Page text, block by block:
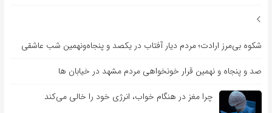
شکوه بی‌مرز ارادت؛ مردم دیار آفتاب در یکصد و پنجاه‌ونهمین شب عاشقی
صد و پنجاه و نهمین قرار خونخواهی مردم مشهد در خیابان ها
چرا مغز در هنگام خواب، انرژی خود را خالی می‌کند